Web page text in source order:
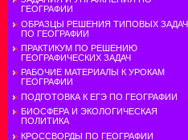
ГЕОГРАФИИ
ОБРАЗЦЫ РЕШЕНИЯ ТИПОВЫХ ЗАДАЧ
ПО ГЕОГРАФИИ
ПРАКТИКУМ ПО РЕШЕНИЮ
ГЕОГРАФИЧЕСКИХ ЗАДАЧ
РАБОЧИЕ МАТЕРИАЛЫ К УРОКАМ
ГЕОГРАФИИ
ПОДГОТОВКА К ЕГЭ ПО ГЕОГРАФИИ
БИОСФЕРА И ЭКОЛОГИЧЕСКАЯ
ПОЛИТИКА
КРОССВОРДЫ ПО ГЕОГРАФИИ